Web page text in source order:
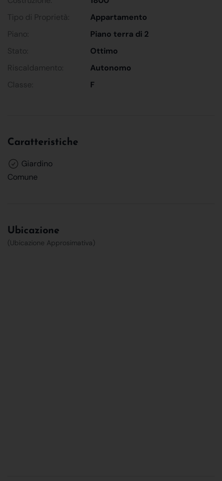
Tipo di Proprietà:
Appartamento
Piano:
Piano terra di 2
Stato:
Ottimo
Riscaldamento:
Autonomo
Classe:
F
Caratteristiche
Giardino
Comune
Ubicazione
(Ubicazione Approsimativa)